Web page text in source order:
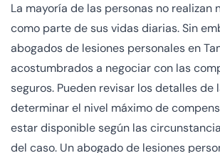
La mayoría de las personas no realizan
como parte de sus vidas diarias. Sin
abogados de lesiones personales en
acostumbrados a negociar con las
seguros. Pueden revisar los detalles de
determinar el nivel máximo de
estar disponible según las
del caso. Un abogado de lesiones